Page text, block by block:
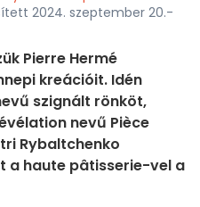
2024. szeptember 20.-
Pierre Hermé
kreációit. Idén
szignált rönköt,
nevű Pièce
Rybaltchenko
a haute pâtisserie-vel a